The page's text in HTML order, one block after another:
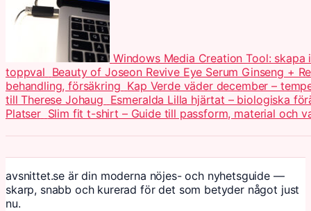
Windows Media Creation Tool: skapa
toppval Beauty of Joseon Revive Eye Serum Ginseng +
behandling, försäkring Kap Verde väder december –
till Therese Johaug Esmeralda Lilla hjärtat – biologiska
Platser Slim fit t-shirt – Guide till passform, material och
avsnittet.se är din moderna nöjes- och nyhetsguide —
skarp, snabb och kurerad för det som betyder något just
nu.